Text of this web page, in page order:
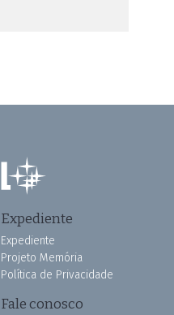
Expediente
Expediente
Projeto Memória
Política de Privacidade
Fale conosco